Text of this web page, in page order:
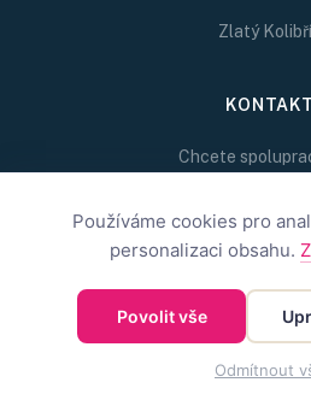
Zlatý
KONTAKT
Chcete
Inspirativní.cz —
Používáme cookies pro
personalizaci obsahu.
Povolit vše
Odmítnout